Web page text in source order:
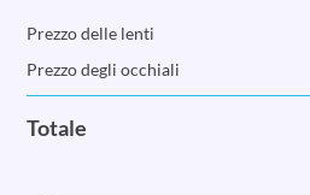
Prezzo delle lenti
Prezzo degli occhiali
Totale